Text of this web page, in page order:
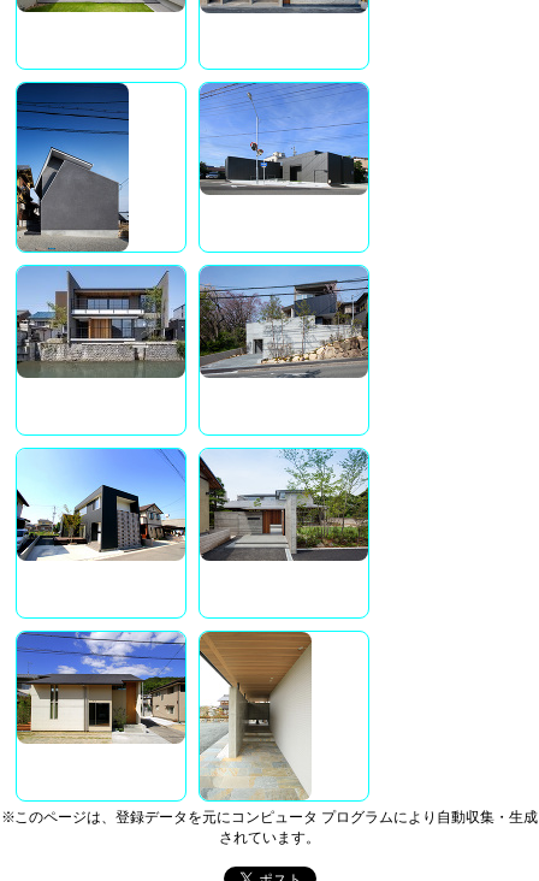
※このページは、登録データを元にコンピュータ プログラムにより自動収集・生成
されています。